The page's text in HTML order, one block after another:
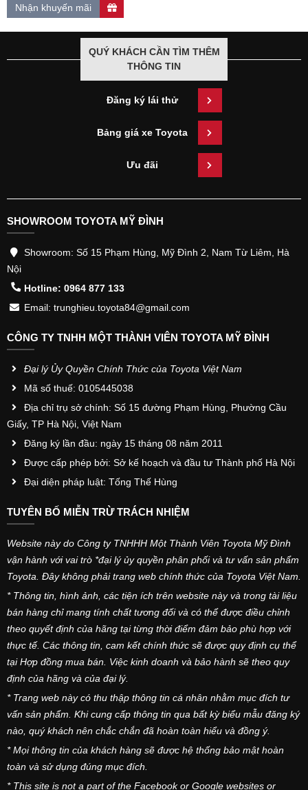
Nhận khuyến mãi
QUÝ KHÁCH CẦN TÌM THÊM
THÔNG TIN
Đăng ký lái thử
Bảng giá xe Toyota
Ưu đãi
SHOWROOM TOYOTA MỸ ĐÌNH
Showroom: Số 15 Phạm Hùng, Mỹ Đình 2, Nam Từ Liêm, Hà
Nội
Hotline: 0964 877 133
Email: trunghieu.toyota84@gmail.com
CÔNG TY TNHH MỘT THÀNH VIÊN TOYOTA MỸ ĐÌNH
Đại lý Ủy Quyền Chính Thức của Toyota Việt Nam
Mã số thuế: 0105445038
Địa chỉ trụ sở chính: Số 15 đường Phạm Hùng, Phường Cầu
Giấy, TP Hà Nội, Việt Nam
Đăng ký lần đầu: ngày 15 tháng 08 năm 2011
Được cấp phép bởi: Sở kế hoạch và đầu tư Thành phố Hà Nội
Đại diện pháp luật: Tống Thế Hùng
TUYÊN BỐ MIỄN TRỪ TRÁCH NHIỆM
Website này do Công ty TNHHH Một Thành Viên Toyota Mỹ Đình
vận hành với vai trò *đại lý ủy quyền phân phối và tư vấn sản phẩm
Toyota. Đây không phải trang web chính thức của Toyota Việt Nam.
* Thông tin, hình ảnh, các tiện ích trên website này và trong tài liệu
bán hàng chỉ mang tính chất tương đối và có thể được điều chỉnh
theo quyết định của hãng tại từng thời điểm đảm bảo phù hợp với
thực tế. Các thông tin, cam kết chính thức sẽ được quy định cụ thể
tại Hợp đồng mua bán. Việc kinh doanh và bảo hành sẽ theo quy
định của hãng và của đại lý.
* Trang web này có thu thập thông tin cá nhân nhằm mục đích tư
vấn sản phẩm. Khi cung cấp thông tin qua bất kỳ biểu mẫu đăng ký
nào, quý khách nên chắc chắn đã hoàn toàn hiểu và đồng ý.
* Mọi thông tin của khách hàng sẽ được hệ thống bảo mật hoàn
toàn và sử dụng đúng mục đích.
* This site is not a part of the Facebook or Google websites or